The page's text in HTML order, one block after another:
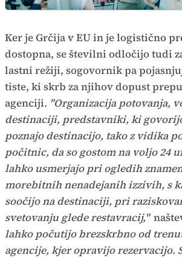
Ker je Grčija v EU in je logistično
dostopna, se številni odločijo tudi
lastni režiji, sogovornik pa
tiste, ki skrb za njihov dopust
agenciji. "Organizacija potovanja,
destinaciji, predstavniki, ki
poznajo destinacijo, tako z vidika
počitnic, da so gostom na voljo 24
lahko usmerjajo pri ogledih
morebitnih nenadejanih izzivih, s
soočijo na destinaciji, pri
svetovanju glede restavracij,"
lahko počutijo brezskrbno od
agencije, kjer opravijo rezervacijo.